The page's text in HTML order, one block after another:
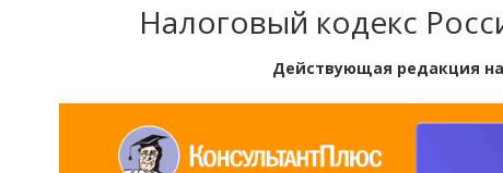
Налоговый кодекс
Действующая редакция на